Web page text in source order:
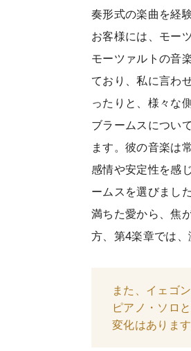
奏形式の楽曲を経
お客様には、モー
モーツァルトの音
ており、私に言わ
ったりと、様々な
ブラームスについ
ます。彼の音楽は
感情や安定性を感
ームスを選びまし
満ちた愛から、焦
方、第4楽章では
また、イェゴ
ピアノ・ソロ
変化はありま